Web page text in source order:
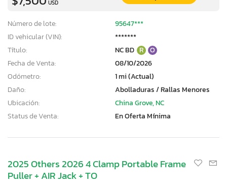
USD
Número de lote:
95647***
ID vehicular (VIN):
*******
Título:
NC BD R O
Fecha de Venta:
08/10/2026
Odómetro:
1 mi (Actual)
Daño:
Abolladuras / Rallas Menores
Ubicación:
China Grove, NC
Status de Venta:
En Oferta Mínima
2025 Others 2026 4 Clamp Portable Frame
Puller + AIR Jack + TO